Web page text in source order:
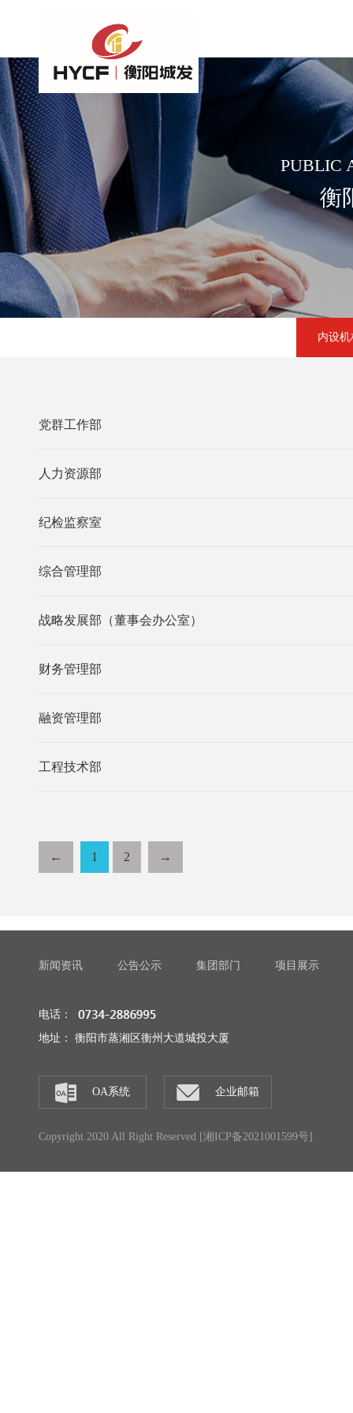
PUBLIC
衡
内设机
党群工作部
人力资源部
纪检监察室
综合管理部
战略发展部（董事会办公室）
财务管理部
融资管理部
工程技术部
← 1 2 →
新闻资讯 公告公示 集团部门 项目展示
电话：
地址： 衡阳市蒸湘区衡州大道城投大厦
OA系统 企业邮箱
Copyright 2020 All Right Reserved [湘ICP备2021001599号]